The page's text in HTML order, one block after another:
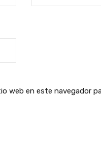
web en este navegador